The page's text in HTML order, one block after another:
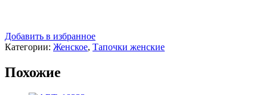
Добавить в избранное
Категории: Женское, Тапочки женские
Похожие